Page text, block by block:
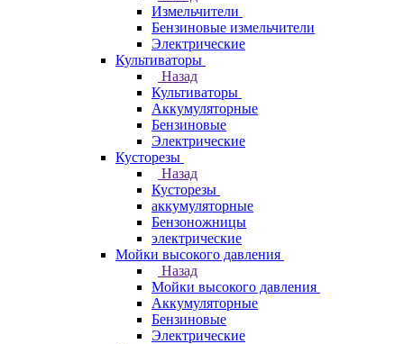
Измельчители
Бензиновые измельчители
Электрические
Культиваторы
Назад
Культиваторы
Аккумуляторные
Бензиновые
Электрические
Кусторезы
Назад
Кусторезы
аккумуляторные
Бензоножницы
электрические
Мойки высокого давления
Назад
Мойки высокого давления
Аккумуляторные
Бензиновые
Электрические